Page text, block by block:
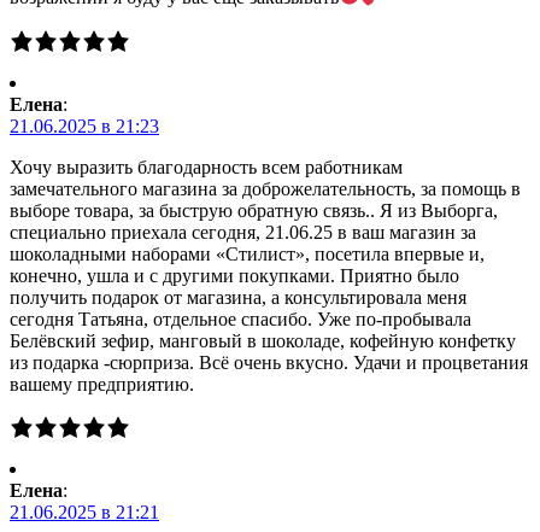
Елена:
21.06.2025 в 21:23
Хочу выразить благодарность всем работникам
замечательного магазина за доброжелательность, за помощь в
выборе товара, за быструю обратную связь.. Я из Выборга,
специально приехала сегодня, 21.06.25 в ваш магазин за
шоколадными наборами «Стилист», посетила впервые и,
конечно, ушла и с другими покупками. Приятно было
получить подарок от магазина, а консультировала меня
сегодня Татьяна, отдельное спасибо. Уже по-пробывала
Белёвский зефир, манговый в шоколаде, кофейную конфетку
из подарка -сюрприза. Всё очень вкусно. Удачи и процветания
вашему предприятию.
Елена:
21.06.2025 в 21:21